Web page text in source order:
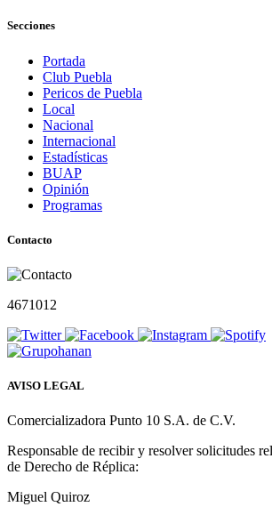
Secciones
Portada
Club Puebla
Pericos de Puebla
Local
Nacional
Internacional
Estadísticas
BUAP
Opinión
Programas
Contacto
4671012
AVISO LEGAL
Comercializadora Punto 10 S.A. de C.V.
Responsable de recibir y resolver solicitudes
de Derecho de Réplica:
Miguel Quiroz